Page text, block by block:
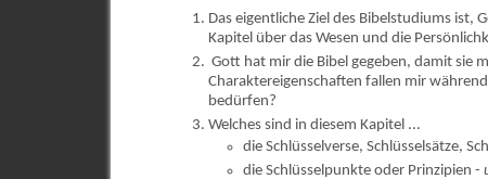
Das eigentliche Ziel des Bibelstudiums ist,
Kapitel über das Wesen und die
Gott hat mir die Bibel gegeben, damit sie
Charaktereigenschaften fallen mir
bedürfen?
Welches sind in diesem Kapitel ...
die Schlüsselverse, Schlüsselsätze,
die Schlüsselpunkte oder Prinzipien -